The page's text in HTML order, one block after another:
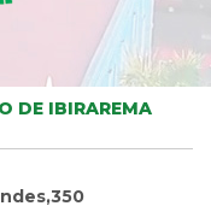
DE IBIRAREMA